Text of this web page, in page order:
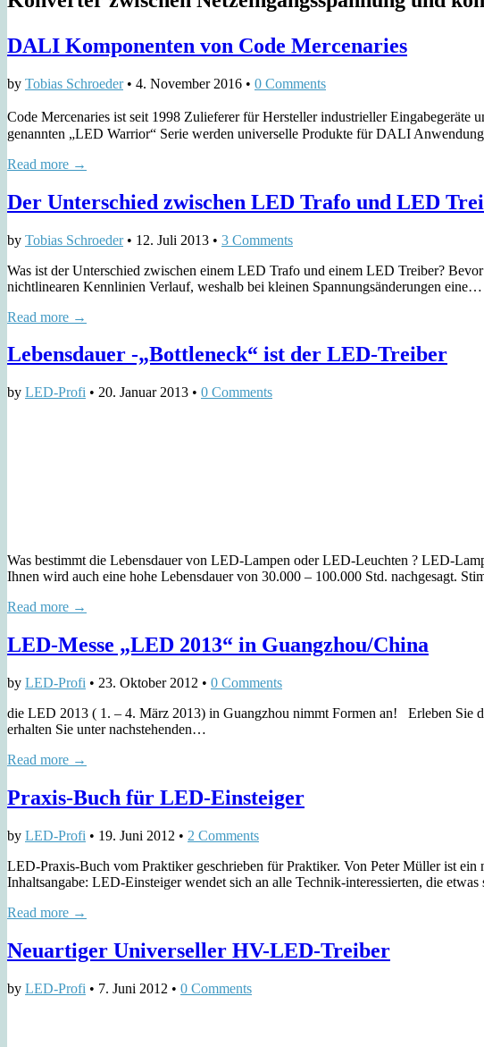
DALI Komponenten von Code Mercenaries
by Tobias Schroeder• 4. November 2016 • 0 Comments
Code Mercenaries ist seit 1998 Zulieferer für Hersteller industrieller
genannten „LED Warrior“ Serie werden universelle Produkte für DALI
Read more →
Der Unterschied zwischen LED Trafo und LED
by Tobias Schroeder• 12. Juli 2013 • 3 Comments
Was ist der Unterschied zwischen einem LED Trafo und einem LED Treiber?
nichtlinearen Kennlinien Verlauf, weshalb bei kleinen Spannungsänderungen eine…
Read more →
Lebensdauer -„Bottleneck“ ist der LED-Treiber
by LED-Profi • 20. Januar 2013 • 0 Comments
Was bestimmt die Lebensdauer von LED-Lampen oder LED-Leuchten ? LED-
Ihnen wird auch eine hohe Lebensdauer von 30.000 – 100.000 Std. nachgesagt.
Read more →
LED-Messe „LED 2013“ in Guangzhou/China
by LED-Profi • 23. Oktober 2012 • 0 Comments
die LED 2013 ( 1. – 4. März 2013) in Guangzhou nimmt Formen an! Erleben Sie
erhalten Sie unter nachstehenden…
Read more →
Praxis-Buch für LED-Einsteiger
by LED-Profi • 19. Juni 2012 • 2 Comments
LED-Praxis-Buch vom Praktiker geschrieben für Praktiker. Von Peter Müller ist
Inhaltsangabe: LED-Einsteiger wendet sich an alle Technik-interessierten, die
Read more →
Neuartiger Universeller HV-LED-Treiber
by LED-Profi • 7. Juni 2012 • 0 Comments